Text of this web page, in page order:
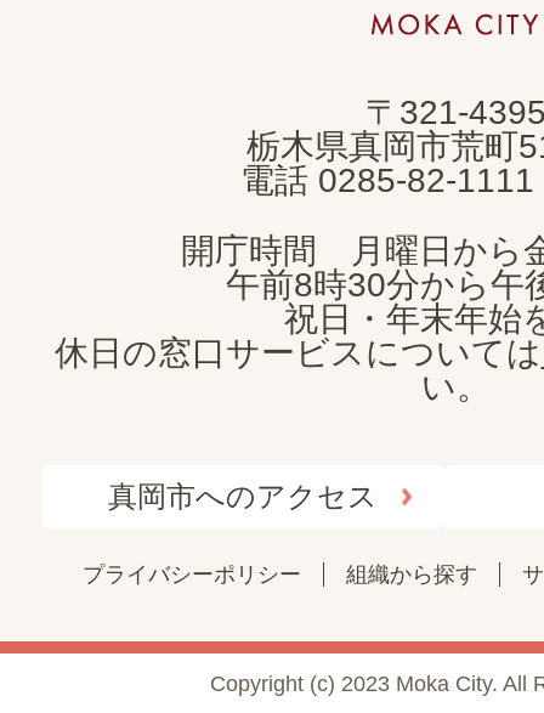
市
CITY
〒321-
栃木県真岡市荒町
電話 0285-82-1111
開庁時間 月曜日から
午前8時30分から午
祝日・年末年始
休日の窓口サービスについては
い。
真岡市へのアクセス
プライバシーポリシー 組織から探す
Copyright (c) 2023 Moka City. All